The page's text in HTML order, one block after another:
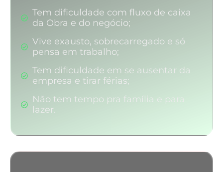
Tem dificuldade com fluxo de caixa
da Obra e do negócio;
Vive exausto, sobrecarregado e só
pensa em trabalho;
Tem dificuldade em se ausentar da
empresa e tirar férias;
Não tem tempo pra família e para
lazer.